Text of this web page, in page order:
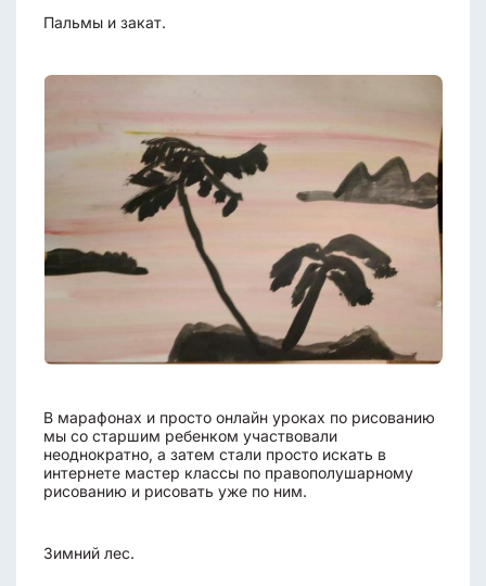
Пальмы и закат.
В марафонах и просто онлайн уроках по рисованию
мы со старшим ребенком участвовали
неоднократно, а затем стали просто искать в
интернете мастер классы по правополушарному
рисованию и рисовать уже по ним.
Зимний лес.